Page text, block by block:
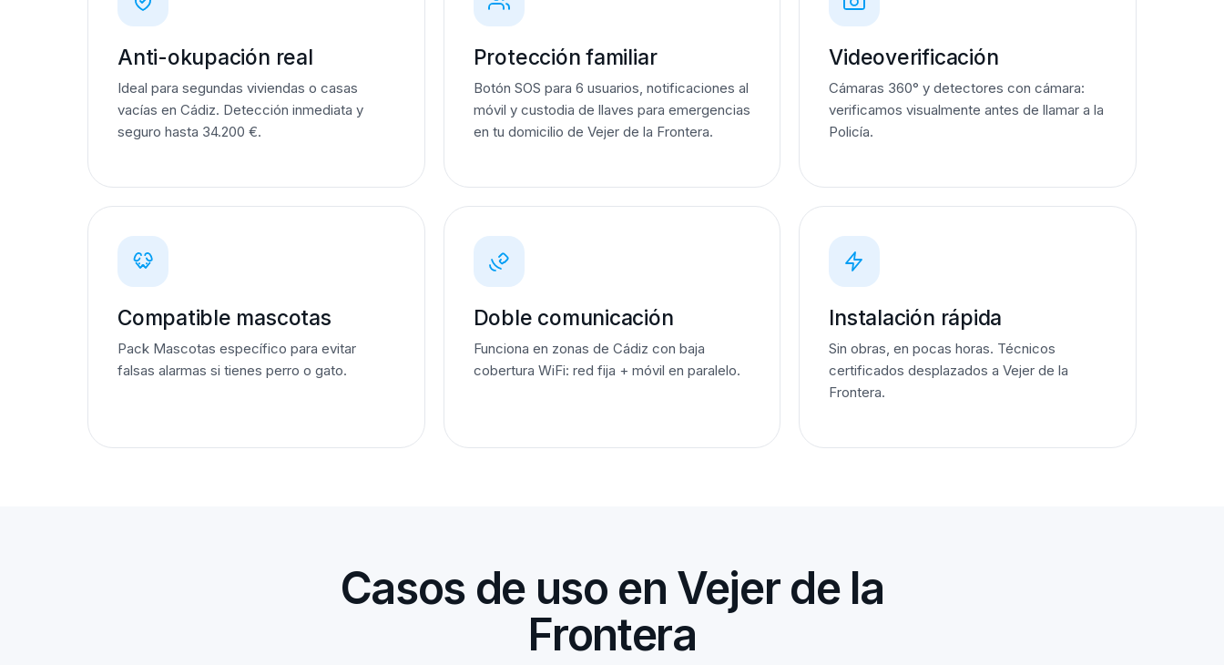
Anti-okupación real
Ideal para segundas viviendas o casas
vacías en Cádiz. Detección inmediata y
seguro hasta 34.200 €.
Protección familiar
Botón SOS para 6 usuarios, notificaciones al
móvil y custodia de llaves para emergencias
en tu domicilio de Vejer de la Frontera.
Videoverificación
Cámaras 360° y detectores con cámara:
verificamos visualmente antes de llamar a la
Policía.
Compatible mascotas
Pack Mascotas específico para evitar
falsas alarmas si tienes perro o gato.
Doble comunicación
Funciona en zonas de Cádiz con baja
cobertura WiFi: red fija + móvil en paralelo.
Instalación rápida
Sin obras, en pocas horas. Técnicos
certificados desplazados a Vejer de la
Frontera.
Casos de uso en Vejer de la
Frontera